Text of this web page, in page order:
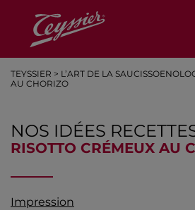
TEYSSIER > L’ART DE LA
AU CHORIZO
NOS IDÉES
RISOTTO CRÉMEUX AU
Impression